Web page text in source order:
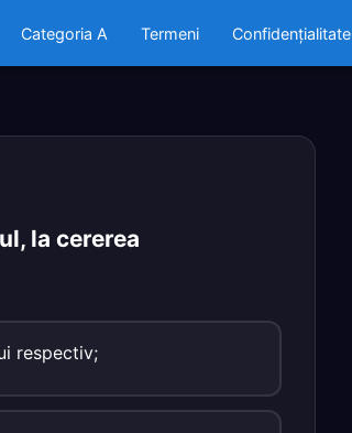
Categoria A Termeni Confidențialitate
la cererea
respectiv;